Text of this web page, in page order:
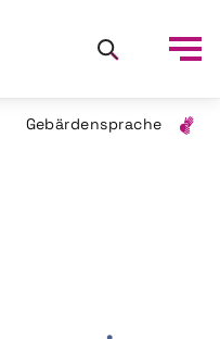
Gebärdensprache